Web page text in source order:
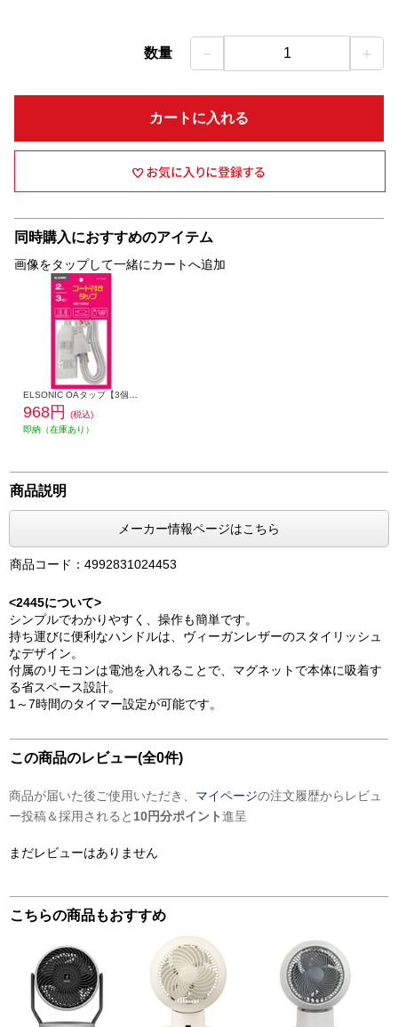
数量 － 1 ＋
カートに入れる
同時購入におすすめのアイテム
画像をタップして一緒にカートへ追加
968円
(税込)
即納（在庫あり）
商品説明
メーカー情報ページはこちら
商品コード：4992831024453
<2445について>
シンプルでわかりやすく、操作も簡単です。
持ち運びに便利なハンドルは、ヴィーガンレザーのスタイリッシュ
なデザイン。
付属のリモコンは電池を入れることで、マグネットで本体に吸着す
る省スペース設計。
1～7時間のタイマー設定が可能です。
この商品のレビュー(全0件)
商品が届いた後ご使用いただき、 マイページの注文履歴からレビュ
ー投稿＆採用されると 10円分ポイント進呈
まだレビューはありません
こちらの商品もおすすめ